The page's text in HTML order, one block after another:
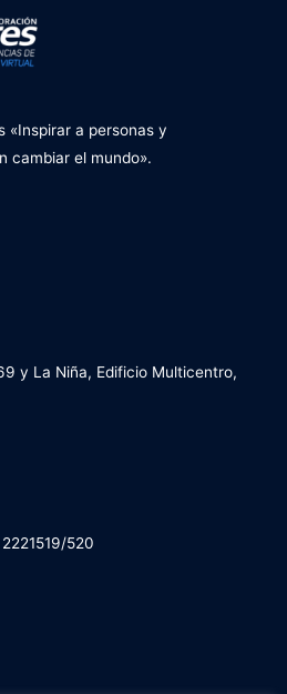
«Inspirar a personas y
cambiar el mundo».
y La Niña, Edificio Multicentro,
520